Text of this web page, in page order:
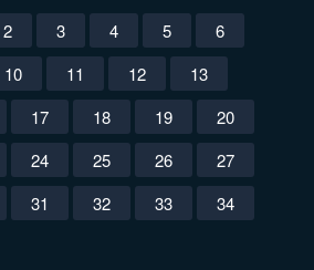
2 3 4 5
6
10 11 12
13
17 18 19
20
24 25 26
27
31 32 33
34